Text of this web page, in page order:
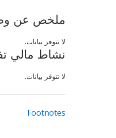
ملخص عن وضع
لا تتوفر بيانات.
نشاط مالي
لا تتوفر بيانات.
Footnotes